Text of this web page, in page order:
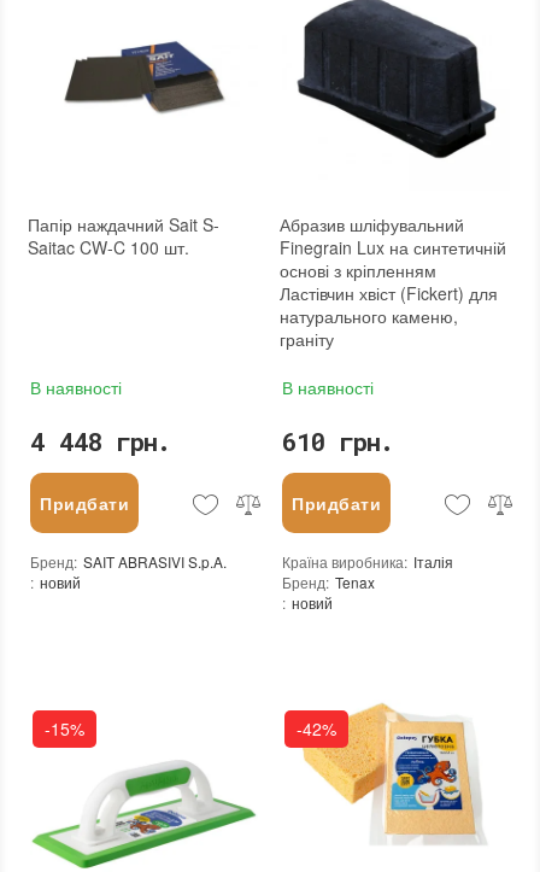
Папір наждачний Sait S-
Saitac CW-C 100 шт.
В наявності
4 448 грн.
Придбати
Бренд: SAIT ABRASIVI S.p.A.
: новий
Абразив шліфувальний
Finegrain Lux на синтетичній
основі з кріпленням
Ластівчин хвіст (Fickert) для
натурального каменю,
граніту
В наявності
610 грн.
Придбати
Країна виробника: Італія
Бренд: Tenax
: новий
-15% -42%